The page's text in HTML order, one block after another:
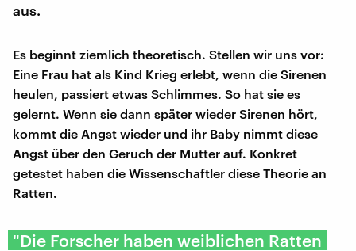
aus.
Es beginnt ziemlich theoretisch. Stellen wir uns vor:
Eine Frau hat als Kind Krieg erlebt, wenn die Sirenen
heulen, passiert etwas Schlimmes. So hat sie es
gelernt. Wenn sie dann später wieder Sirenen hört,
kommt die Angst wieder und ihr Baby nimmt diese
Angst über den Geruch der Mutter auf. Konkret
getestet haben die Wissenschaftler diese Theorie an
Ratten.
"Die Forscher haben weiblichen Ratten